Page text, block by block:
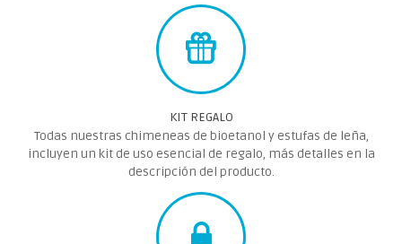
KIT REGALO
Todas nuestras chimeneas de bioetanol y estufas de leña,
incluyen un kit de uso esencial de regalo, más detalles en la
descripción del producto.